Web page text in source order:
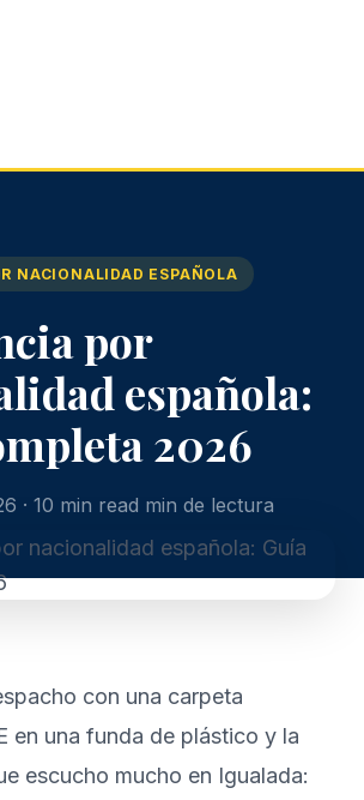
principal
NACIONALIDAD ESPAÑOLA
por
española:
2026
· 10 min read min de lectura
con una carpeta
en una funda de plástico y la
escucho mucho en Igualada: